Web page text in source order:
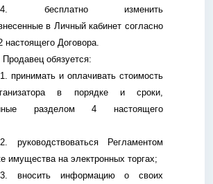
бесплатно изменить
в Личный кабинет согласно
настоящего Договора.
Продавец обязуется:
принимать и оплачивать стоимость
в порядке и сроки,
разделом 4 настоящего
руководствоваться Регламентом
имущества на электронных торгах;
вносить информацию о своих